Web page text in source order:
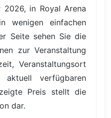
2026, in Royal Arena
wenigen einfachen
Seite sehen Sie die
zur Veranstaltung
Veranstaltungsort
verfügbaren
Preis stellt die
dar.